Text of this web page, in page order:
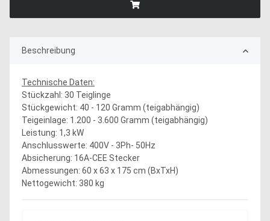
Beschreibung
Technische Daten:
Stückzahl: 30 Teiglinge
Stückgewicht: 40 - 120 Gramm (teigabhängig)
Teigeinlage: 1.200 - 3.600 Gramm (teigabhängig)
Leistung: 1,3 kW
Anschlusswerte: 400V - 3Ph- 50Hz
Absicherung: 16A-CEE Stecker
Abmessungen: 60 x 63 x 175 cm (BxTxH)
Nettogewicht: 380 kg